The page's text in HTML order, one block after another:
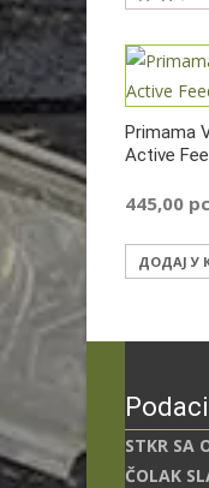
Primama
Active
445,00
ДОДАЈ У
STKR SA
ČOLAK